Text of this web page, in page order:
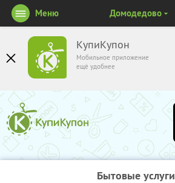
КупиКупон
Мобильное приложение
ещё удобнее
Меню Домодедово
Бытовые услуги